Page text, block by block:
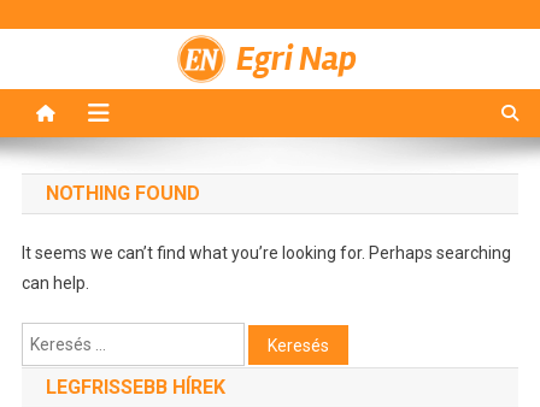
Egri Nap
NOTHING FOUND
It seems we can’t find what you’re looking for. Perhaps searching
can help.
Keresés:
LEGFRISSEBB HÍREK